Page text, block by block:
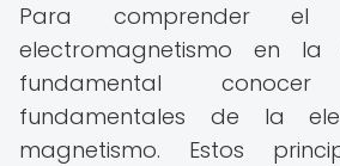
Para comprender el
electromagnetismo en
fundamental
fundamentales de la
magnetismo. Estos